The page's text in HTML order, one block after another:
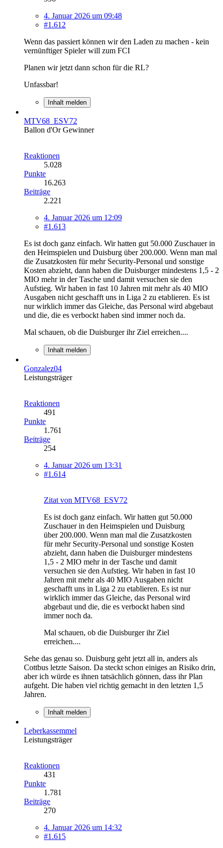
4. Januar 2026 um 09:48
#1.612
Wenn das passiert können wir den Laden zu machen - kein
vernünftiger Spieler will zum FCI
Planen wir jetzt dann schon für die RL?
Unfassbar!
Inhalt melden
MTV68_ESV72
Ballon d'Or Gewinner
Reaktionen
5.028
Punkte
16.263
Beiträge
2.221
4. Januar 2026 um 12:09
#1.613
Es ist doch ganz einfach. Wir hatten gut 50.000 Zuschauer in
den Heimspielen und Duisburg über 200.000. Wenn man mal
die Zusatzkosten für mehr Security-Personal und sonstige
Kosten abzieht, dann haben die Duisburger mindestens 1,5 - 2
MIO mehr in der Tasche und damit versuchen sie den
Aufstieg. Wir haben in fast 10 Jahren mit mehr als 40 MIO
Ausgaben nicht geschafft uns in Liga 2 zu etablieren. Es ist
nur wirklich immer das Gleiche, das Personal wird abgebaut
und die, die es verbockt haben sind immer noch da.
Mal schauen, ob die Duisburger ihr Ziel erreichen....
Inhalt melden
Gonzalez04
Leistungsträger
Reaktionen
491
Punkte
1.761
Beiträge
254
4. Januar 2026 um 13:31
#1.614
Zitat von MTV68_ESV72
Es ist doch ganz einfach. Wir hatten gut 50.000
Zuschauer in den Heimspielen und Duisburg
über 200.000. Wenn man mal die Zusatzkosten
für mehr Security-Personal und sonstige Kosten
abzieht, dann haben die Duisburger mindestens
1,5 - 2 MIO mehr in der Tasche und damit
versuchen sie den Aufstieg. Wir haben in fast 10
Jahren mit mehr als 40 MIO Ausgaben nicht
geschafft uns in Liga 2 zu etablieren. Es ist nur
wirklich immer das Gleiche, das Personal wird
abgebaut und die, die es verbockt haben sind
immer noch da.
Mal schauen, ob die Duisburger ihr Ziel
erreichen....
Sehe das genau so. Duisburg geht jetzt all in, anders als
Cottbus letzte Saison. Da steckt schon einiges an Risiko drin,
aber ich würde es ihnen tatsächlich gönnen, dass ihr Plan
aufgeht. Die haben viel richtig gemacht in den letzten 1,5
Jahren.
Inhalt melden
Leberkassemmel
Leistungsträger
Reaktionen
431
Punkte
1.781
Beiträge
270
4. Januar 2026 um 14:32
#1.615